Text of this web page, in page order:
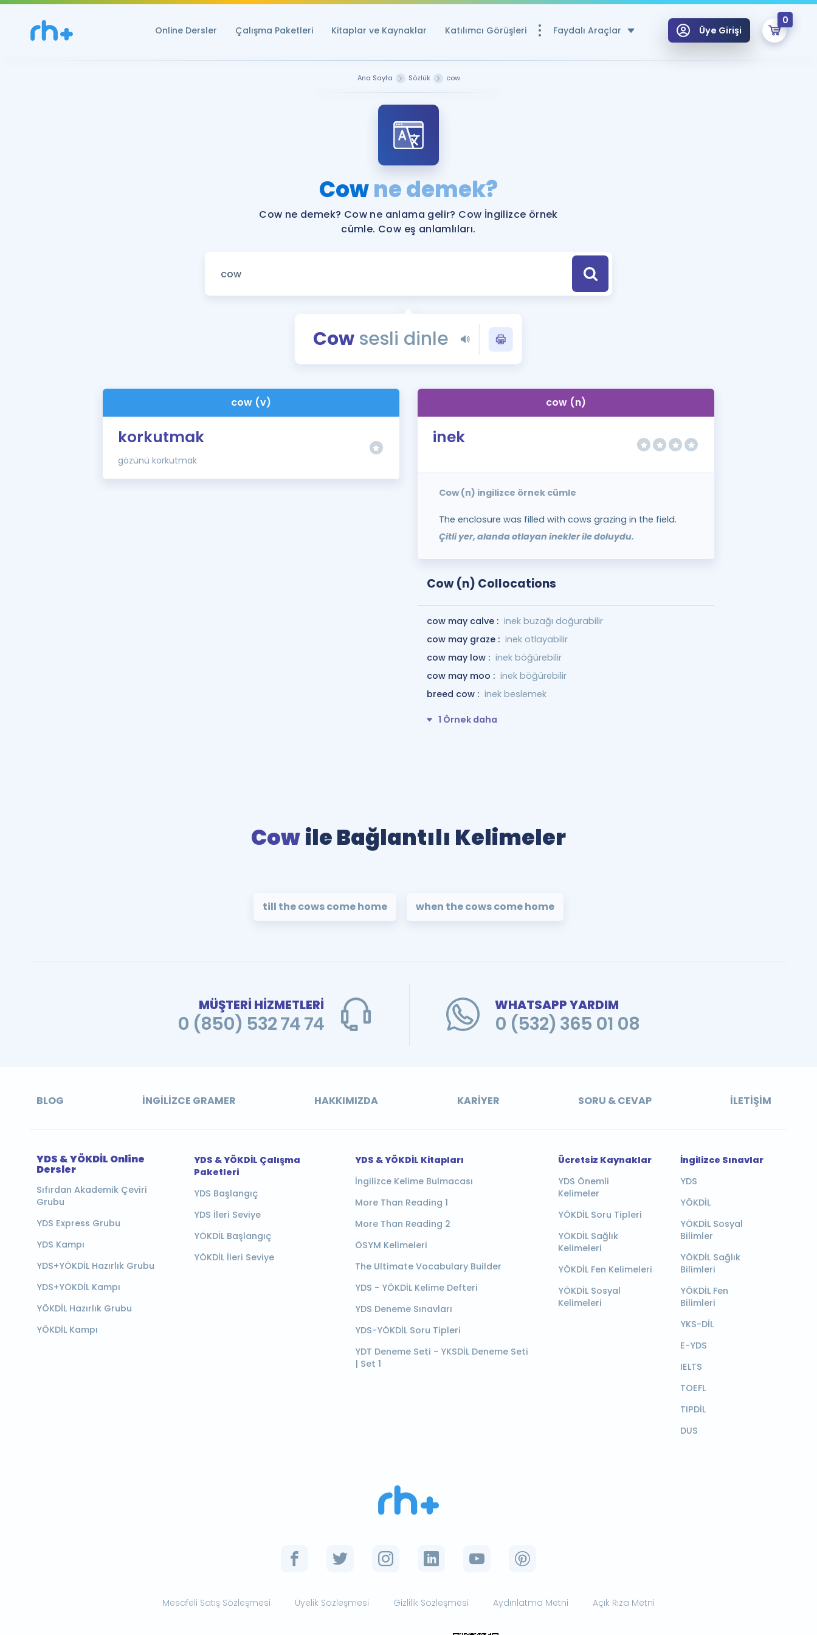
Online Dersler Çalışma Paketleri Kitaplar ve Kaynaklar Katılımcı Görüşleri Faydalı Araçlar
YDS ve YÖKDİL Puan Hesaplama Aracı
Rehberlik Aracı
YDS ve YÖKDİL'e Hazırlananlar için Öneriler
Tüm ÖSYM Sınavları Tek Takvimde
Blog
YDS - YÖKDİL Tüm Sınavlarla İlgili Haberler
İngilizce Gramer
Üye Girişi
0
Ana Sayfa Sözlük cow
Cowne demek?
Cow ne demek? Cow ne anlama gelir? Cow İngilizce örnek
cümle. Cow eş anlamlıları.
Cowsesli dinle
cow (v)
korkutmak
gözünü korkutmak
cow (n)
inek
Cow (n) ingilizce örnek cümle
The enclosure was filled with cows grazing in the field.
Çitli yer, alanda otlayan inekler ile doluydu.
Cow (n) Collocations
cow may calve : inek buzağı doğurabilir
cow may graze : inek otlayabilir
cow may low : inek böğürebilir
cow may moo : inek böğürebilir
breed cow : inek beslemek
1 Örnek daha
Cowile Bağlantılı Kelimeler
till the cows come home when the cows come home
MÜŞTERİ HİZMETLERİ
0 (850) 532 74 74
WHATSAPP YARDIM
0 (532) 365 01 08
BLOG İNGILIZCE GRAMER HAKKIMIZDA KARIYER SORU & CEVAP İLETIŞIM
YDS & YÖKDİL Online
Dersler
Sıfırdan Akademik Çeviri
Grubu
YDS Express Grubu
YDS Kampı
YDS+YÖKDİL Hazırlık Grubu
YDS+YÖKDİL Kampı
YÖKDİL Hazırlık Grubu
YÖKDİL Kampı
YDS & YÖKDİL Çalışma
Paketleri
YDS Başlangıç
YDS İleri Seviye
YÖKDİL Başlangıç
YÖKDİL İleri Seviye
YDS & YÖKDİL Kitapları
İngilizce Kelime Bulmacası
More Than Reading 1
More Than Reading 2
ÖSYM Kelimeleri
The Ultimate Vocabulary Builder
YDS - YÖKDİL Kelime Defteri
YDS Deneme Sınavları
YDS-YÖKDİL Soru Tipleri
YDT Deneme Seti - YKSDİL Deneme Seti
| Set 1
Ücretsiz Kaynaklar
YDS Önemli
Kelimeler
YÖKDİL Soru Tipleri
YÖKDİL Sağlık
Kelimeleri
YÖKDİL Fen Kelimeleri
YÖKDİL Sosyal
Kelimeleri
İngilizce Sınavlar
YDS
YÖKDİL
YÖKDİL Sosyal
Bilimler
YÖKDİL Sağlık
Bilimleri
YÖKDİL Fen
Bilimleri
YKS-DİL
E-YDS
IELTS
TOEFL
TIPDİL
DUS
Mesafeli Satış Sözleşmesi Üyelik Sözleşmesi Gizlilik Sözleşmesi Aydınlatma Metni Açık Rıza Metni